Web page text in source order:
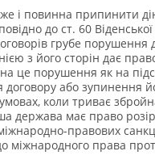
і повинна припинити
до ст. 60
грубе порушення
з його сторін дає
це порушення як на
або зупинення
коли триває
держава має право
правових
міжнародного права